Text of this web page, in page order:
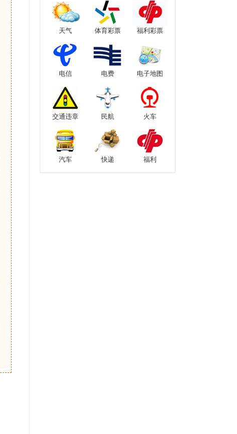
天气 体育彩票 福利彩票
电信 电费 电子地图
交通违章 民航 火车
汽车 快递 福利